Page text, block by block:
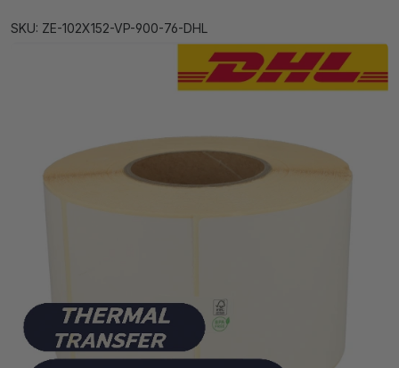
SKU: ZE-102X152-VP-900-76-DHL